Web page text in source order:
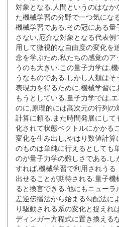
対象となる.人間というのはな
た機械学習の分野で一つ気にな
機械学習である.その冠にある
さない,厄介な対象となる代表
用して微視的な自由度の変化を
念を学ぶため,私たちの感覚の
うのも大きい.この量子力学は,
うなものである.しかし人類は
表現力を得るために,機械学習
もうとしている.量子力学では,
のに,原理的には高次元の行列
計算に頼る.また時間発展にし
化されて状態ベクトルにかかる
変化を生み出し,やはり数値計
のものは単純に行えるとしても
のが量子力学の難しさである.
すれば,機械学習で利用されうる
出せることが期待される.量子
ると換言できる.他にもニュー
差逆伝播法から始まる勾配法に
り駆動される系の変化と捉えれ
ディンガー方程式に置き換える